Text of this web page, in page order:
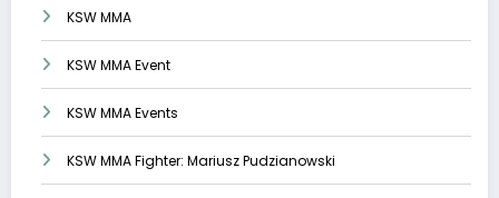
KSW MMA
KSW MMA Event
KSW MMA Events
KSW MMA Fighter: Mariusz Pudzianowski